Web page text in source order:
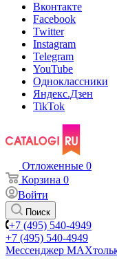
Вконтакте
Facebook
Twitter
Instagram
Telegram
YouTube
Одноклассники
Яндекс.Дзен
TikTok
Отложенные 0
Корзина 0
Войти
Поиск
+7 (495) 540-4949
+7 (495) 540-4949
Мессенджер МАХ